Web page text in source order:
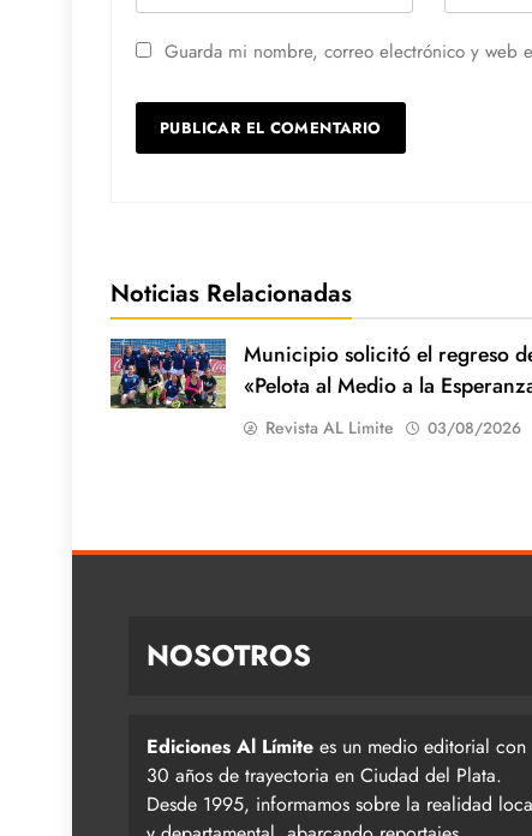
Guarda mi nombre, correo electrónico y web
Noticias Relacionadas
Municipio solicitó el regreso
«Pelota al Medio a la
Revista AL Limite 03/08/2026
NOSOTROS
Ediciones Al Límite es un medio editorial con
30 años de trayectoria en Ciudad del Plata.
Desde 1995, informamos sobre la realidad